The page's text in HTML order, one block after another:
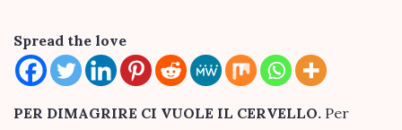
Spread the love
PER DIMAGRIRE CI VUOLE IL CERVELLO. Per